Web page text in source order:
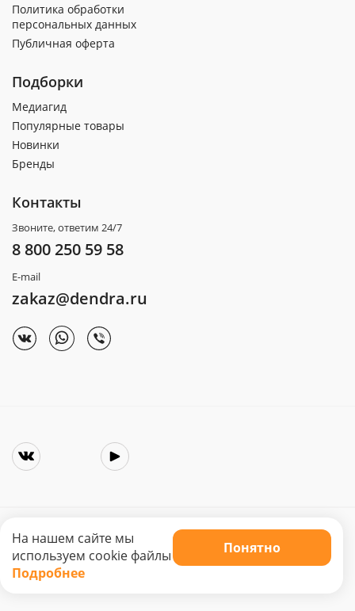
Политика обработки
персональных данных
Публичная оферта
Подборки
Медиагид
Популярные товары
Новинки
Бренды
Контакты
Звоните, ответим 24/7
8 800 250 59 58
E-mail
zakaz@dendra.ru
Copyright © 2025. Интернет-магазин «Dendra»
Не является публичной офертой. Цена может меняться.
На нашем сайте мы
используем cookie файлы
Подробнее
Понятно